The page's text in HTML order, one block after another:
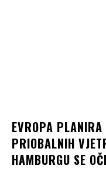
EVROPA
PRIOBALNIH
HAMBURGU SE